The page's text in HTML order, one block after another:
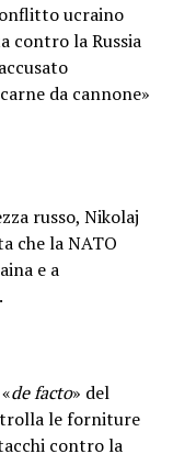
ucraino
contro la Russia
da cannone»
russo, Nikolaj
che la NATO
e a
de facto» del
le forniture
contro la